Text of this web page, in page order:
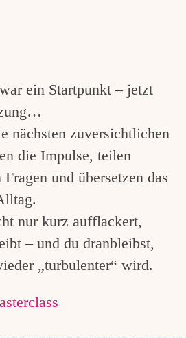
ein Startpunkt – jetzt
nächsten zuversichtlichen
die Impulse, teilen
und übersetzen das
nur kurz aufflackert,
– und du dranbleibst,
„turbulenter“ wird.